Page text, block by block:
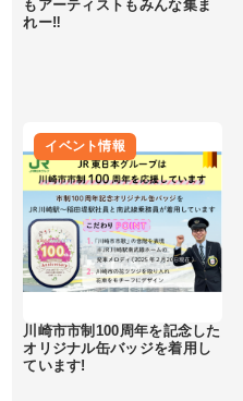
もアーティストもみんな集ま
れー‼︎
イベント情報
川崎市市制100周年を記念した
オリジナル缶バッジを着用し
ています!